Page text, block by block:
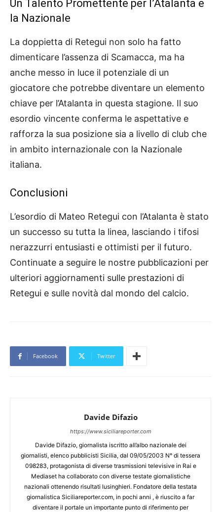
Un Talento Promettente per l’Atalanta e
la Nazionale
La doppietta di Retegui non solo ha fatto
dimenticare l’assenza di Scamacca, ma ha
anche messo in luce il potenziale di un
giocatore che potrebbe diventare un elemento
chiave per l’Atalanta in questa stagione. Il suo
esordio vincente conferma le aspettative e
rafforza la sua posizione sia a livello di club che
in ambito internazionale con la Nazionale
italiana.
Conclusioni
L’esordio di Mateo Retegui con l’Atalanta è stato
un successo su tutta la linea, lasciando i tifosi
nerazzurri entusiasti e ottimisti per il futuro.
Continuate a seguire le nostre pubblicazioni per
ulteriori aggiornamenti sulle prestazioni di
Retegui e sulle novità dal mondo del calcio.
Facebook Twitter
Davide Difazio
https://www.siciliareporter.com
Davide Difazio, giornalista iscritto all’albo nazionale dei
giornalisti, elenco pubblicisti Sicilia, dal 09/05/2003 N° di tessera
098283, protagonista di diverse trasmissioni televisive in Rai e
Mediaset ha collaborato con diverse testate giornalistiche
nazionali ottenendo risultati lusinghieri. Fondatore della testata
giornalistica Siciliareporter.com, in pochi anni , è riuscito a far
diventare il portale un importante punto di riferimento per